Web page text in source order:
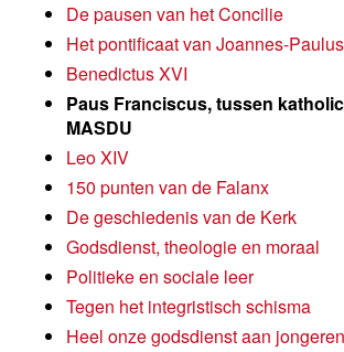
De pausen van het Concilie
Het pontificaat van Joannes-
Benedictus XVI
Paus Franciscus, tussen
MASDU
Leo XIV
150 punten van de Falanx
De geschiedenis van de Kerk
Godsdienst, theologie en moraal
Politieke en sociale leer
Tegen het integristisch schisma
Heel onze godsdienst aan